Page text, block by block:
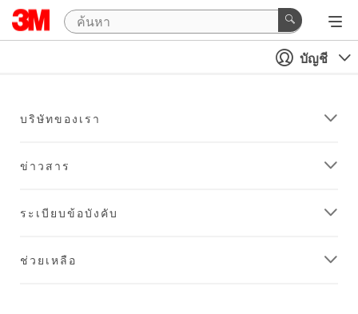
บัญชี
บริษัทของเรา
ข่าวสาร
ระเบียบข้อบังคับ
ช่วยเหลือ